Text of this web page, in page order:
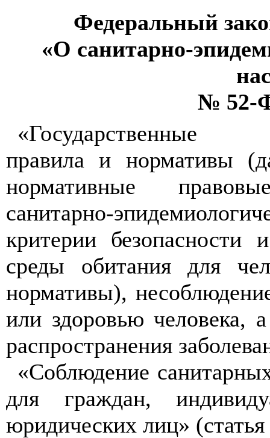
Федеральный
«О санитарно-
№ 52-
«Государственные
правила и нормативы
нормативные
санитарно-
критерии безопасности
среды обитания для
нормативы),
или здоровью человека,
распространения
«Соблюдение
для граждан,
юридических лиц»